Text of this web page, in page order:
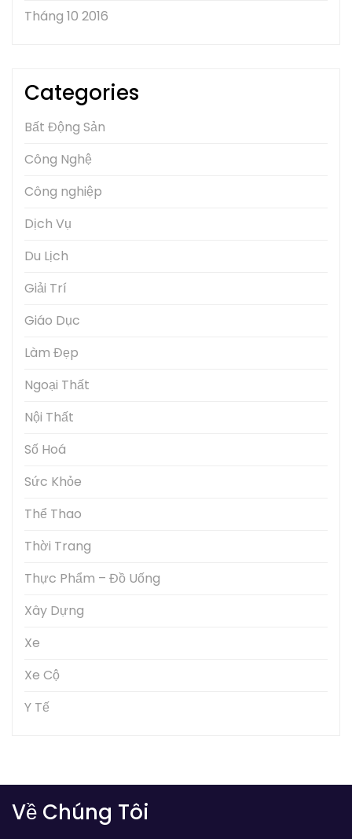
Tháng 10 2016
Categories
Bất Động Sản
Công Nghệ
Công nghiệp
Dịch Vụ
Du Lịch
Giải Trí
Giáo Dục
Làm Đẹp
Ngoại Thất
Nội Thất
Số Hoá
Sức Khỏe
Thể Thao
Thời Trang
Thực Phẩm – Đồ Uống
Xây Dựng
Xe
Xe Cộ
Y Tế
Về Chúng Tôi